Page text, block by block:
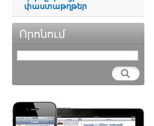
փաստաթղթեր
Որոնում